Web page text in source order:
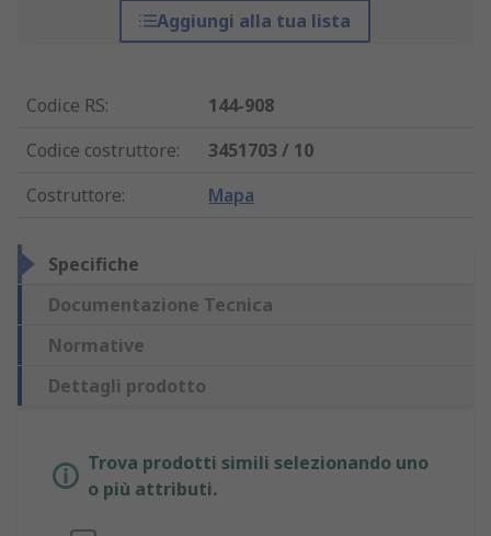
Aggiungi alla tua lista
Codice RS:
144-908
Codice costruttore:
3451703 / 10
Costruttore: Mapa
Specifiche
Documentazione Tecnica
Normative
Dettagli prodotto
Trova prodotti simili selezionando uno
o più attributi.